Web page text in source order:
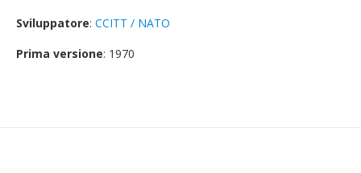
Sviluppatore: CCITT / NATO
Prima versione: 1970